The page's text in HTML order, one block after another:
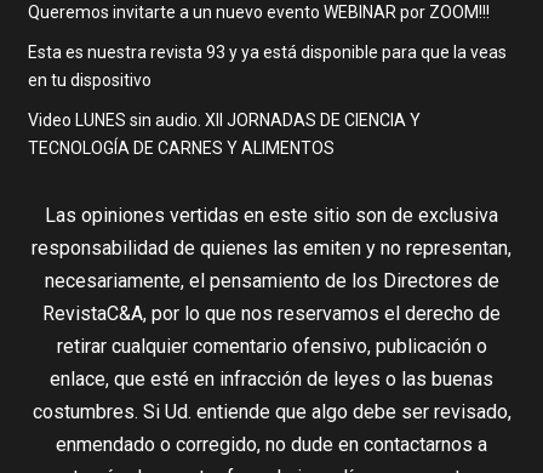
Queremos invitarte a un nuevo evento WEBINAR por ZOOM!!!
Esta es nuestra revista 93 y ya está disponible para que la veas
en tu dispositivo
Video LUNES sin audio. XII JORNADAS DE CIENCIA Y
TECNOLOGÍA DE CARNES Y ALIMENTOS
Las opiniones vertidas en este sitio son de exclusiva
responsabilidad de quienes las emiten y no representan,
necesariamente, el pensamiento de los Directores de
RevistaC&A, por lo que nos reservamos el derecho de
retirar cualquier comentario ofensivo, publicación o
enlace, que esté en infracción de leyes o las buenas
costumbres. Si Ud. entiende que algo debe ser revisado,
enmendado o corregido, no dude en contactarnos a